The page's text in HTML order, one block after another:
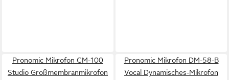
Pronomic Mikrofon CM-100
Studio Großmembranmikrofon
Pronomic Mikrofon DM-58-B
Vocal Dynamisches-Mikrofon